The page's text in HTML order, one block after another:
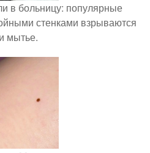
в больницу: популярные
стенками взрываются
мытье.